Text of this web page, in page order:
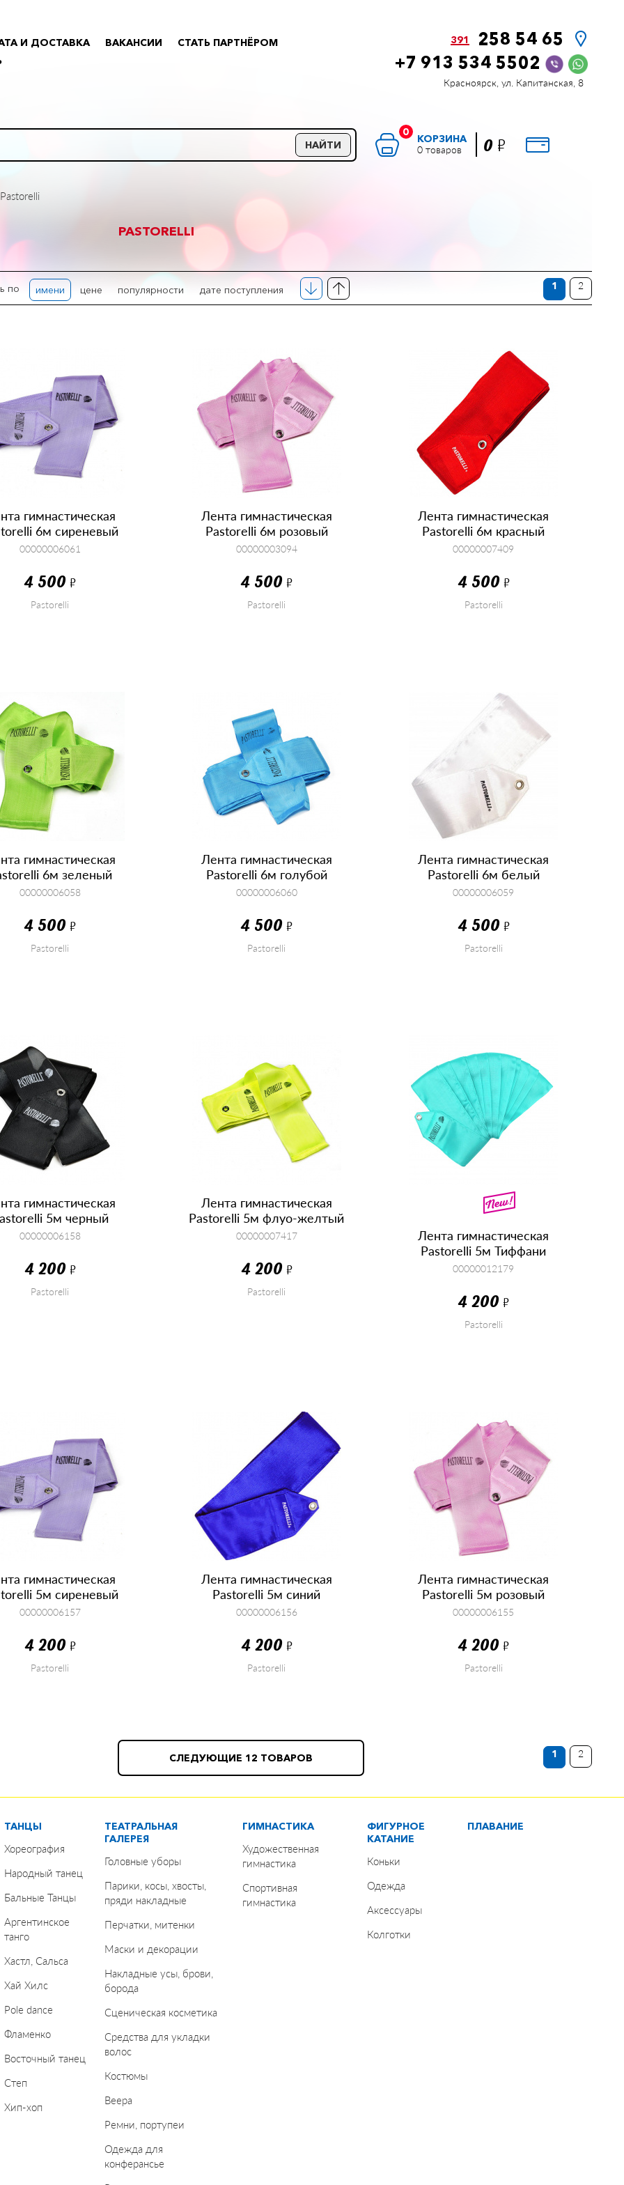
И ДОСТАВКА ВАКАНСИИ
СТАТЬ ПАРТНЁРОМ
391
258 54 65
+7 913 534 5502
Красноярск, ул. Капитанская, 8
НАЙТИ
0
КОРЗИНА
0 товаров 0 Р
Pastorelli
PASTORELLI
по имени цене популярности дате поступления 1 2
гимнастическая
6м сиреневый
00000006061
4 500Р
Pastorelli
Лента гимнастическая
Pastorelli 6м розовый
00000003094
4 500Р
Pastorelli
Лента гимнастическая
Pastorelli 6м красный
00000007409
4 500Р
Pastorelli
гимнастическая
6м зеленый
00000006058
4 500Р
Pastorelli
Лента гимнастическая
Pastorelli 6м голубой
00000006060
4 500Р
Pastorelli
Лента гимнастическая
Pastorelli 6м белый
00000006059
4 500Р
Pastorelli
гимнастическая
5м черный
00000006158
4 200Р
Pastorelli
Лента гимнастическая
Pastorelli 5м флуо-желтый
00000007417
4 200Р
Pastorelli
Лента гимнастическая
Pastorelli 5м Тиффани
00000012179
4 200Р
Pastorelli
гимнастическая
5м сиреневый
00000006157
4 200Р
Pastorelli
Лента гимнастическая
Pastorelli 5м синий
00000006156
4 200Р
Pastorelli
КУПИТЬ
Лента гимнастическая
Pastorelli 5м розовый
00000006155
4 200Р
Pastorelli
СЛЕДУЮЩИЕ 12 ТОВАРОВ
1 2
ТАНЦЫ
Хореография
Народный танец
Бальные Танцы
Аргентинское
танго
Хастл, Сальса
Хай Хилс
Pole dance
Фламенко
Восточный танец
Степ
Хип-хоп
ТЕАТРАЛЬНАЯ
ГАЛЕРЕЯ
Головные уборы
Парики, косы, хвосты,
пряди накладные
Перчатки, митенки
Маски и декорации
Накладные усы, брови,
борода
Сценическая косметика
Средства для укладки
волос
Костюмы
Веера
Ремни, портупеи
Одежда для
конферансье
ГИМНАСТИКА
Художественная
гимнастика
Спортивная
гимнастика
ФИГУРНОЕ
КАТАНИЕ
Коньки
Одежда
Аксессуары
Колготки
ПЛАВАНИЕ